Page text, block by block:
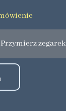
Przymierz zegarek